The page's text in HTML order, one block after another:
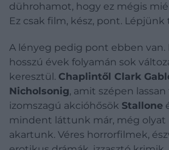
dührohamot, hogy ez mégis
Ez csak film, kész, pont. Lépjünk
A lényeg pedig pont ebben van.
hosszú évek folyamán sok
keresztül. Chaplintől Clark
Nicholsonig, amit szépen
izomszagú akcióhősök Stallone
mindent láttunk már, még olyat
akartunk. Véres horrorfilmek,